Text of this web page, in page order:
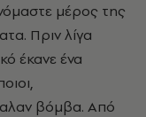
μέρος της
Πριν λίγα
έκανε ένα
βόμβα. Aπό